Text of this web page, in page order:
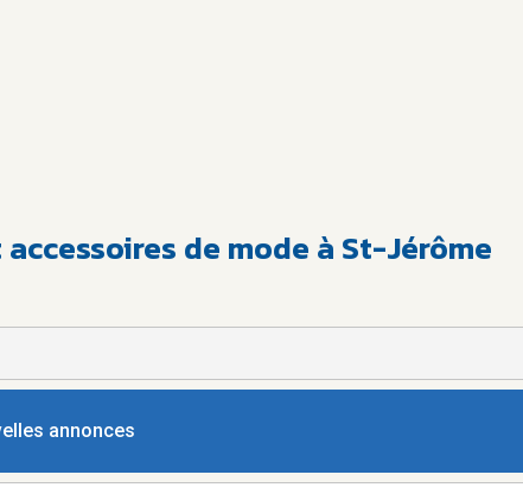
de mode à St-Jérôme
annonces